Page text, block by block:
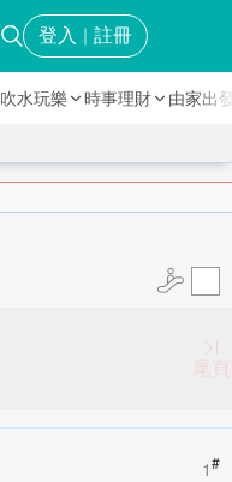
登入 ｜ 註冊
吹水玩樂 時事理財 由家出
尾頁
1#